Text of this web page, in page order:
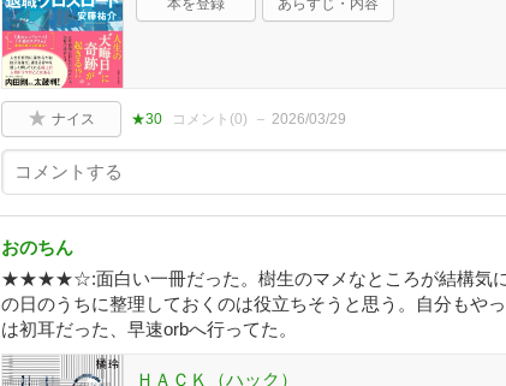
本を登録 あらすじ・内容
ナイス ★30 コメント(0) 2026/03/29
おのちん
★★★★☆:面白い一冊だった。樹生のマメなところが結構気
の日のうちに整理しておくのは役立ちそうと思う。自分もや
は初耳だった、早速orbへ行ってた。
ＨＡＣＫ（ハック）